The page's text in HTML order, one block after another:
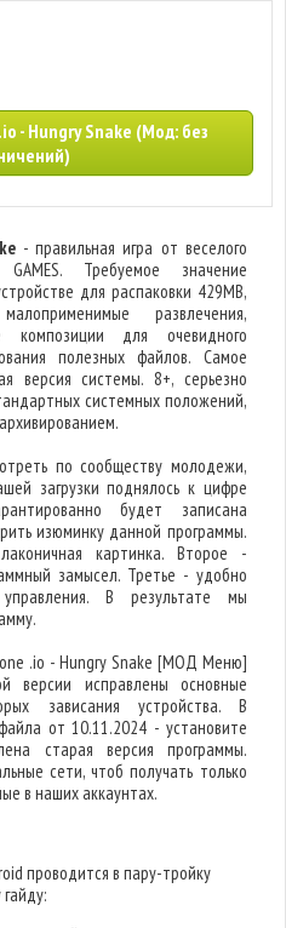
- Hungry Snake (Мод: без
- правильная игра от веселого
Требуемое значение
для распаковки 429MB,
развлечения,
композиции для очевидного
полезных файлов. Самое
версия системы. 8+, серьезно
системных положений,
по сообществу молодежи,
загрузки поднялось к цифре
будет записана
изюминку данной программы.
картинка. Второе -
замысел. Третье - удобно
В результате мы
.io - Hungry Snake [МОД Меню]
исправлены основные
зависания устройства. В
от 10.11.2024 - установите
старая версия программы.
сети, чтоб получать только
в наших аккаунтах.
проводится в пару-тройку